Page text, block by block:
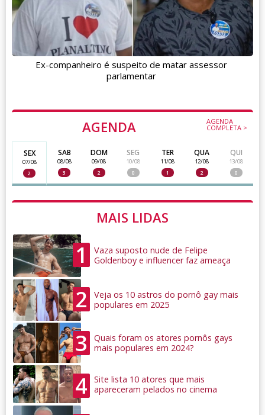
AGENDA AGENDA
COMPLETA >
SEX
07/08
2
SAB
08/08
3
DOM
09/08
2
SEG
10/08
0
TER
11/08
1
QUA
12/08
2
QUI
13/08
0
MAIS LIDAS
1
Vaza suposto nude de Felipe
Goldenboy e influencer faz ameaça
2
Veja os 10 astros do pornô gay mais
populares em 2025
3
Quais foram os atores pornôs gays
mais populares em 2024?
4
Site lista 10 atores que mais
apareceram pelados no cinema
Ex-companheiro é suspeito de matar assessor
parlamentar